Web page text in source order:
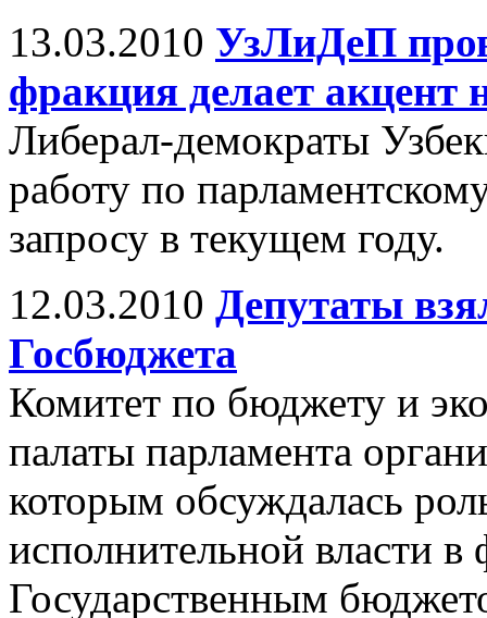
13.03.2010 УзЛиДеП
фракция делает акцент
Либерал-демократы
работу по
запросу в текущем году.
12.03.2010 Депутаты
Госбюджета
Комитет по бюджету и
палаты парламента
которым обсуждалась
исполнительной власти
Государственным